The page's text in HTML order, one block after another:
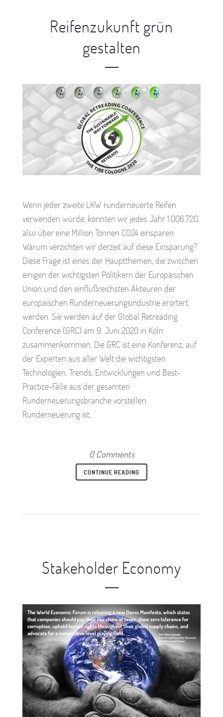
Reifenzukunft grün
gestalten
Wenn jeder zweite LKW runderneuerte Reifen
verwenden würde, könnten wir jedes Jahr 1.006.720,
also über eine Million Tonnen CO24 einsparen.
Warum verzichten wir derzeit auf diese Einsparung?
Diese Frage ist eines der Hauptthemen, die zwischen
einigen der wichtigsten Politikern der Europäischen
Union und den einflußreichsten Akteuren der
europäischen Runderneuerungsindustrie erörtert
werden. Sie werden auf der Global Retreading
Conference (GRC) am 9. Juni 2020 in Köln
zusammenkommen. Die GRC ist eine Konferenz, auf
der Experten aus aller Welt die wichtigsten
Technologien, Trends, Entwicklungen und Best-
Practice-Fälle aus der gesamten
Runderneuerungsbranche vorstellen.
Runderneuerung ist...
0 Comments
CONTINUE READING
Stakeholder Economy